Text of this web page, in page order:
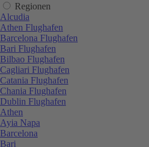
Regionen
Alcudia
Athen Flughafen
Barcelona Flughafen
Bari Flughafen
Bilbao Flughafen
Cagliari Flughafen
Catania Flughafen
Chania Flughafen
Dublin Flughafen
Athen
Ayia Napa
Barcelona
Bari